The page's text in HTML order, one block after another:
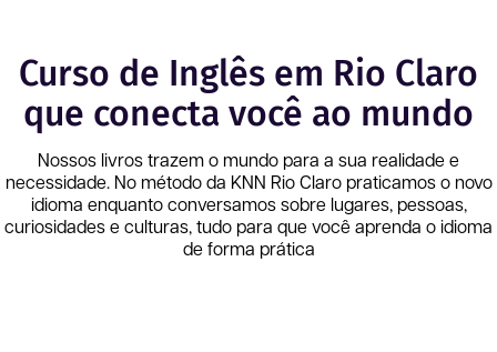
Curso de Inglês em Rio Claro
que conecta você ao mundo
Nossos livros trazem o mundo para a sua realidade e
necessidade. No método da KNN Rio Claro praticamos o novo
idioma enquanto conversamos sobre lugares, pessoas,
curiosidades e culturas, tudo para que você aprenda o idioma
de forma prática